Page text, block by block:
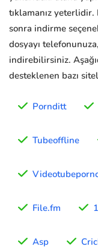
tıklamanız
sonra indirme
dosyayı
indirebilirsiniz.
desteklenen bazı
Pornditt
Tubeoffline
File.fm
Asp